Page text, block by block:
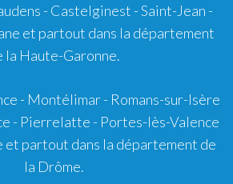
- Castelginest - Saint-Jean -
et partout dans la département
la Haute-Garonne.
- Montélimar- Romans-sur-Isère
- Pierrelatte - Portes-lès-Valence
et partout dans la département de
la Drôme.